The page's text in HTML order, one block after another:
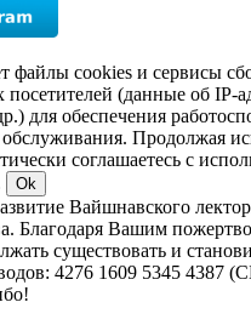
файлы cookies и сервисы
(данные об IP-
для обеспечения
Продолжая
соглашаетесь с
Ok
Вайшнавского
Благодаря Вашим
существовать и
4276 1609 5345 4387